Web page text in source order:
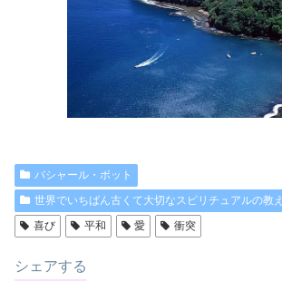
バシャール・ボット
世界でいちばん古くて大切なスピリチュアルの教え
喜び
平和 愛 衝突
シェアする